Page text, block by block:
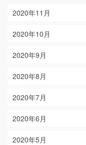
2020年11月
2020年10月
2020年9月
2020年8月
2020年7月
2020年6月
2020年5月